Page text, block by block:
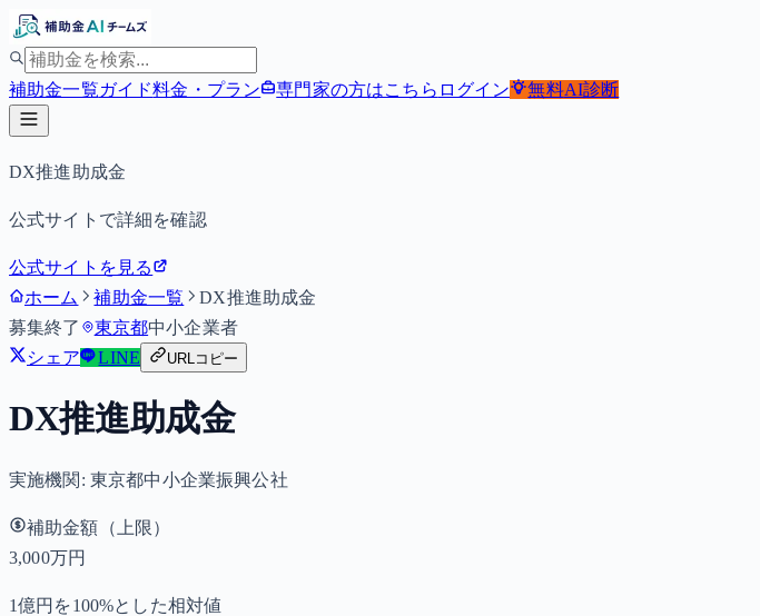
補助金一覧ガイド料金・プラン 専門家の方はこちら ログイン 無料AI診断
DX推進助成金
公式サイトで詳細を確認
公式サイトを見る
ホーム
補助金一覧
DX推進助成金
募集終了
東京都中小企業者
シェア
LINE URLコピー
DX推進助成金
実施機関: 東京都中小企業振興公社
補助金額（上限）
3,000万円
1億円を100%とした相対値